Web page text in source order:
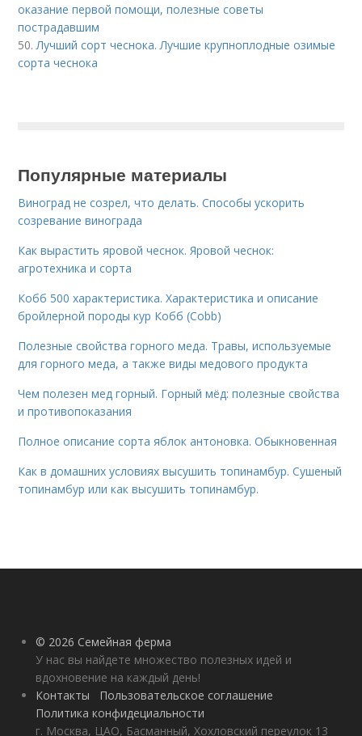
оказание первой помощи, полезные советы
пострадавшим
50.Лучший сорт чеснока. Лучшие крупноплодные озимые
сорта чеснока
Популярные материалы
Виноград не созрел, что делать. Способы ускорить
созревание винограда
Как вырастить яровой чеснок. Яровой чеснок:
агротехника и сорта
Кобб 500 характеристика. Характеристика и описание
бройлерной породы кур Кобб (Cobb)
Полезные свойства горного меда. Травы, используемые
для горного меда, а также виды медового продукта
Чем полезен мед горный. Горный мёд: полезные свойства
и противопоказания
Полное описание сорта яблок антоновка. Обыкновенная
Как в домашних условиях высушить топинамбур. Сушеный
топинамбур или как высушить топинамбур.
© 2026 Семейная ферма
У нас вы найдете множество полезных идей и
вдохновение на каждый день!
Контакты
Пользовательское соглашение
Политика конфидециальности
г. Москва, ЦАО, Басманный, Хохловский переулок 13